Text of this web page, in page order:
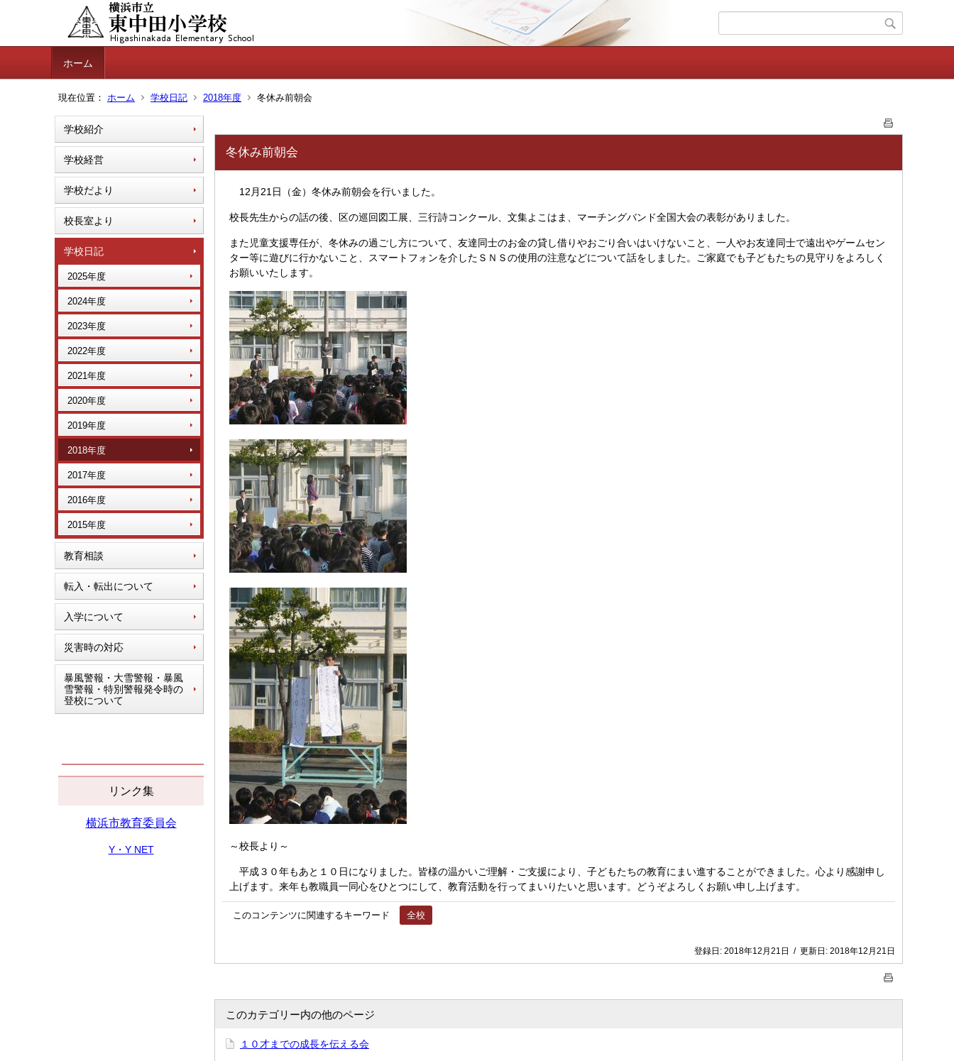
ホーム
現在位置： ホーム 学校日記 2018年度 冬休み前朝会
学校紹介
学校経営
学校だより
校長室より
学校日記
2025年度
2024年度
2023年度
2022年度
2021年度
2020年度
2019年度
2018年度
2017年度
2016年度
2015年度
教育相談
転入・転出について
入学について
災害時の対応
暴風警報・大雪警報・暴風
雪警報・特別警報発令時の
登校について
リンク集
横浜市教育委員会
Y・Y NET
冬休み前朝会
12月21日（金）冬休み前朝会を行いました。
校長先生からの話の後、区の巡回図工展、三行詩コンクール、文集よこはま、マーチングバンド全国大会の表彰がありました。
また児童支援専任が、冬休みの過ごし方について、友達同士のお金の貸し借りやおごり合いはいけないこと、一人やお友達同士で遠出やゲームセン
ター等に遊びに行かないこと、スマートフォンを介したＳＮＳの使用の注意などについて話をしました。ご家庭でも子どもたちの見守りをよろしく
お願いいたします。
～校長より～
平成３０年もあと１０日になりました。皆様の温かいご理解・ご支援により、子どもたちの教育にまい進することができました。心より感謝申し
上げます。来年も教職員一同心をひとつにして、教育活動を行ってまいりたいと思います。どうぞよろしくお願い申し上げます。
このコンテンツに関連するキーワード 全校
登録日: 2018年12月21日 / 更新日: 2018年12月21日
このカテゴリー内の他のページ
１０才までの成長を伝える会